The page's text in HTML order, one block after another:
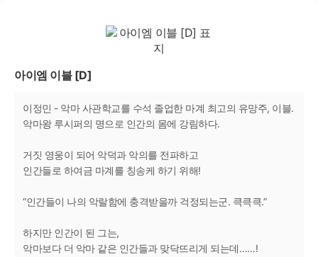
아이엠 이블 [D]
이정민 - 악마 사관학교를 수석 졸업한 마계 최고의 유망주, 이블.
악마왕 루시퍼의 명으로 인간의 몸에 강림하다.
거짓 영웅이 되어 악덕과 악의를 전파하고
인간들로 하여금 마계를 칭송케 하기 위해!
“인간들이 나의 악랄함에 충격받을까 걱정되는군. 큭큭큭.”
하지만 인간이 된 그는,
악마보다 더 악마 같은 인간들과 맞닥뜨리게 되는데……!